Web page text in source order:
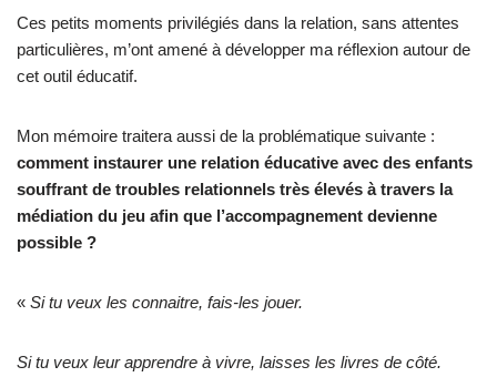
Ces petits moments privilégiés dans la relation, sans attentes
particulières, m’ont amené à développer ma réflexion autour de
cet outil éducatif.
Mon mémoire traitera aussi de la problématique suivante :
comment instaurer une relation éducative avec des enfants
souffrant de troubles relationnels très élevés à travers la
médiation du jeu afin que l’accompagnement devienne
possible ?
« Si tu veux les connaitre, fais-les jouer.
Si tu veux leur apprendre à vivre, laisses les livres de côté.